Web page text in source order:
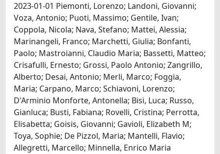
2023-01-01 Piemonti, Lorenzo; Landoni, Giovanni;
Voza, Antonio; Puoti, Massimo; Gentile, Ivan;
Coppola, Nicola; Nava, Stefano; Mattei, Alessia;
Marinangeli, Franco; Marchetti, Giulia; Bonfanti,
Paolo; Mastroianni, Claudio Maria; Bassetti, Matteo;
Crisafulli, Ernesto; Grossi, Paolo Antonio; Zangrillo,
Alberto; Desai, Antonio; Merli, Marco; Foggia,
Maria; Carpano, Marco; Schiavoni, Lorenzo;
D'Arminio Monforte, Antonella; Bisi, Luca; Russo,
Gianluca; Busti, Fabiana; Rovelli, Cristina; Perrotta,
Elisabetta; Goisis, Giovanni; Gavioli, Elizabeth M;
Toya, Sophie; De Pizzol, Maria; Mantelli, Flavio;
Allegretti, Marcello; Minnella, Enrico Maria